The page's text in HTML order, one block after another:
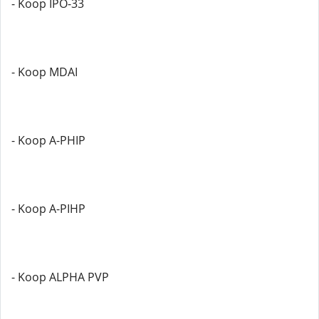
- Koop IPO-33
- Koop MDAI
- Koop A-PHIP
- Koop A-PIHP
- Koop ALPHA PVP